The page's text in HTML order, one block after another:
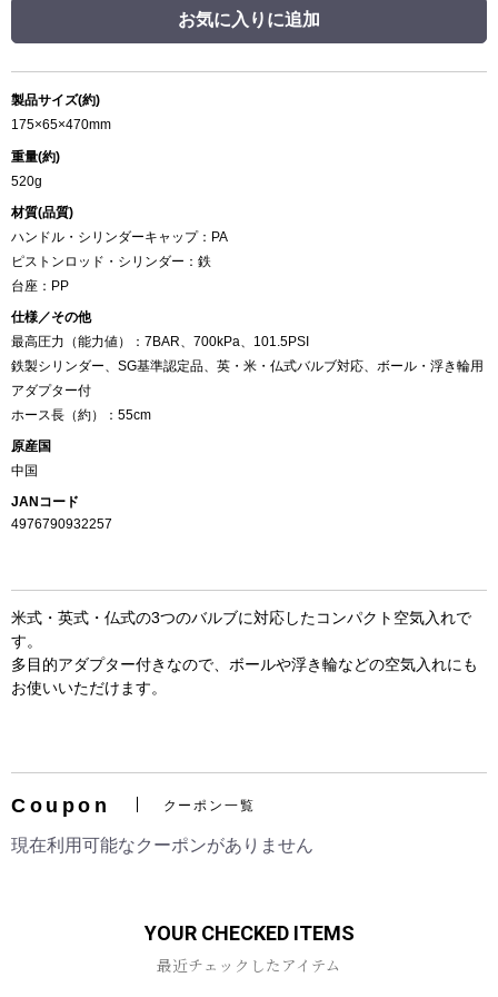
お気に入りに追加
製品サイズ(約)
175×65×470mm
重量(約)
520g
材質(品質)
ハンドル・シリンダーキャップ：PA
ピストンロッド・シリンダー：鉄
台座：PP
仕様／その他
最高圧力（能力値）：7BAR、700kPa、101.5PSI
鉄製シリンダー、SG基準認定品、英・米・仏式バルブ対応、ボール・浮き輪用
アダプター付
ホース長（約）：55cm
原産国
中国
JANコード
4976790932257
米式・英式・仏式の3つのバルブに対応したコンパクト空気入れで
す。
多目的アダプター付きなので、ボールや浮き輪などの空気入れにも
お使いいただけます。
Coupon クーポン一覧
現在利用可能なクーポンがありません
YOUR CHECKED ITEMS
最近チェックしたアイテム